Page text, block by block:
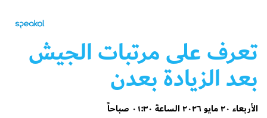
تعرف على مرتبات الجيش
بعد الزيادة بعدن
الأربعاء ٢٠ مايو ٢٠٢٦ الساعة ٠١:٣٠ صباحاً